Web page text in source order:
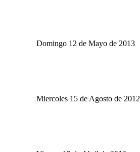
Domingo 12 de Mayo de 2013
Miercoles 15 de Agosto de 2012